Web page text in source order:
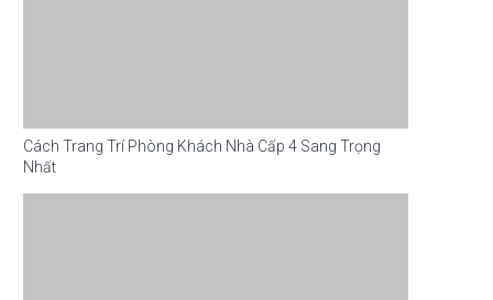
Cách Trang Trí Phòng Khách Nhà Cấp 4 Sang Trọng
Nhất